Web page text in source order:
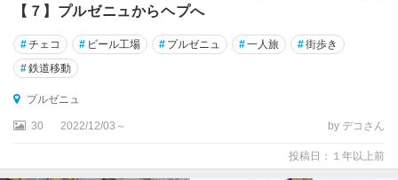
【７】プルゼニュからヘプへ
#チェコ # ビール工場 # プルゼニュ #一人旅 #街歩き
#鉄道移動
プルゼニュ
30 2022/12/03～ by デコさん
投稿日：１年以上前